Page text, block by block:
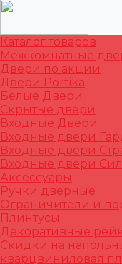
Каталог товаров
Межкомнатные
Двери по акции
Двери Portika
Белые Двери
Скрытые двери
Входные Двери
Входные двери
Входные двери
Входные двери
Аксессуары
Ручки дверные
Ограничители и
Плинтусы
Декоративные
Скидки на
кварцвиниловая